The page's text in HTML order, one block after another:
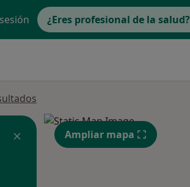
¿Eres profesional de la salud?
Ampliar mapa